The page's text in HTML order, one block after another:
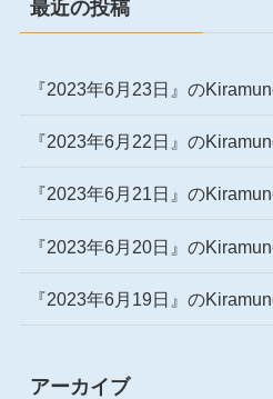
最近の投稿
『2023年6月23日』の
『2023年6月22日』の
『2023年6月21日』の
『2023年6月20日』の
『2023年6月19日』の
アーカイブ